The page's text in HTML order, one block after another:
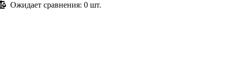
Ожидает сравнения: 0 шт.